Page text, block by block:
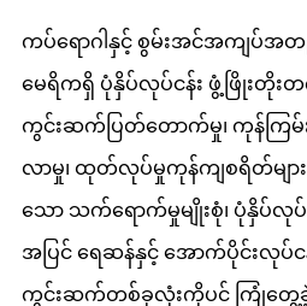
ကပ်ရောဂါနှင့် စွမ်းအင်အကျပ်အတ
မေရိကရှိ ပုံနှိပ်လုပ်ငန်း ဖွံ့ဖြိုးတို
ကွင်းဆက်ပြတ်တောက်မှု၊ ကုန်ကြမ်းစ
လာမှု၊ ထုတ်လုပ်မှုကုန်ကျစရိတ်များ
သော သက်ရောက်မှုမျိုးစုံ၊ ပုံနှိပ်
အပြင် ရေဆန်နှင့် အောက်ပိုင်းလုပ်င
ကွင်းဆက်တစ်ခုလုံးကိုပင် ကြုံတွေ့ခဲ့ရ